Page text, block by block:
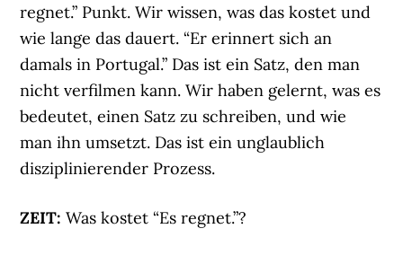
regnet.” Punkt. Wir wissen, was das kostet und
wie lange das dauert. “Er erinnert sich an
damals in Portugal.” Das ist ein Satz, den man
nicht verfilmen kann. Wir haben gelernt, was es
bedeutet, einen Satz zu schreiben, und wie
man ihn umsetzt. Das ist ein unglaublich
disziplinierender Prozess.
ZEIT: Was kostet “Es regnet.”?